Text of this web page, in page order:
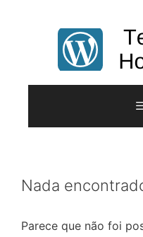
Nada
Parece que não foi